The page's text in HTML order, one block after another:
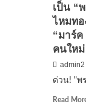
เป็น “
ไหมทอ
“มาร์
คนใหม่
admin2
ด่วน! "พ
Read